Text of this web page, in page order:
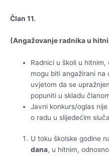
Član 11.
(Angažovanje radnika u
Radnici u školi u
mogu biti angažirani na
uvjetom da se
popuniti u skladu
Javni konkurs/oglas
o radu u slijedećim
U toku školske godine
dana, u hitnim,